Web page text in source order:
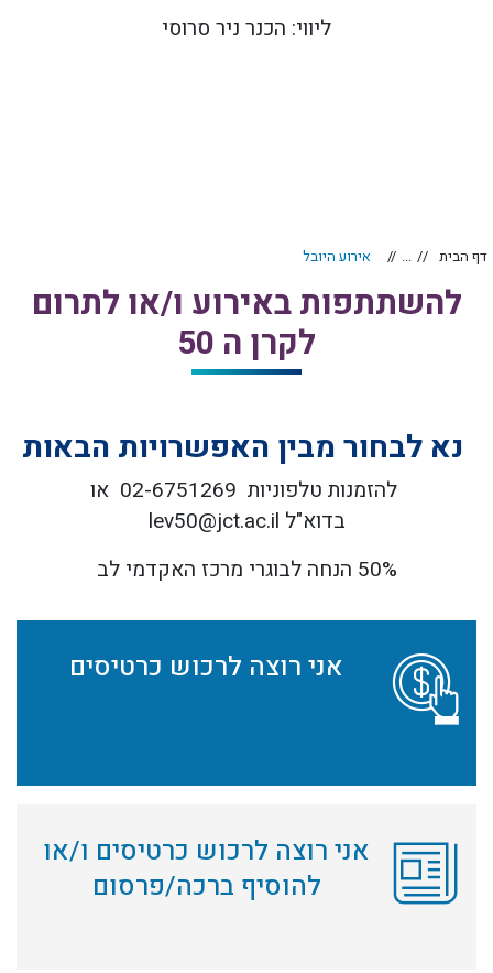
ליווי: הכנר ניר סרוסי
דף הבית ... אירוע היובל
להשתתפות באירוע ו/או לתרום
לקרן ה 50
נא לבחור מבין האפשרויות הבאות‬‎
להזמנות טלפוניות 02-6751269 או
בדוא"ל lev50@jct.ac.il
50% הנחה לבוגרי מרכז האקדמי לב
לפניך 3 אופציות לרכישה/תרומה , בלחיצה על כל אחת מהאופציות , תועבר ישירות לתוכן הרלוונטי בעמוד זה בהתאם לבחירתך
אני רוצה לרכוש כרטיסים
אני רוצה לרכוש כרטיסים ו/או
להוסיף ברכה/פרסום